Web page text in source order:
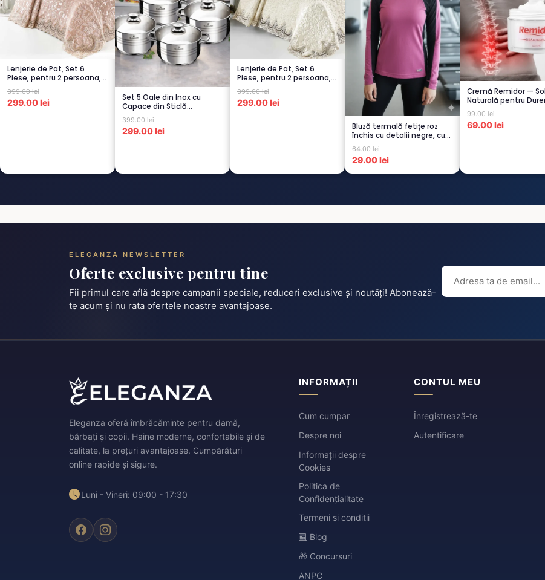
Lenjerie de Pat, Set 6
Piese, pentru 2 persoana,
CAPUCI...
399.00 lei
299.00 lei
Set 5 Oale din Inox cu
Capace din Sticlă
Termorezistent...
399.00 lei
299.00 lei
Lenjerie de Pat, Set 6
Piese, pentru 2 persoana,
CREM-4...
399.00 lei
299.00 lei
Bluză termală fetițe roz
închis cu detalii negre, cu
pu...
64.00 lei
29.00 lei
Cremă Remidor —
Naturală pentru
Spate...
99.00 lei
69.00 lei
ELEGANZA NEWSLETTER
Oferte exclusive pentru tine
Fii primul care află despre campanii speciale, reduceri exclusive și noutăți! Abonează-
te acum și nu rata ofertele noastre avantajoase.
Eleganza oferă îmbrăcăminte pentru damă,
bărbați și copii. Haine moderne, confortabile și de
calitate, la prețuri avantajoase. Cumpărături
online rapide și sigure.
Luni - Vineri: 09:00 - 17:30
INFORMAȚII
Cum cumpar
Despre noi
Informații despre
Cookies
Politica de
Confidențialitate
Termeni si conditii
Blog
🎁 Concursuri
ANPC
CONTUL MEU
Înregistrează-te
Autentificare